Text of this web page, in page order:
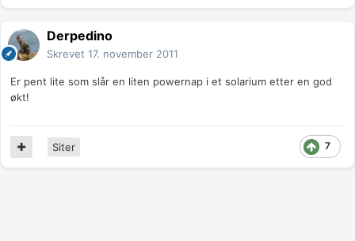
Derpedino
Skrevet 17. november 2011
Er pent lite som slår en liten powernap i et solarium etter en god
økt!
7
Siter